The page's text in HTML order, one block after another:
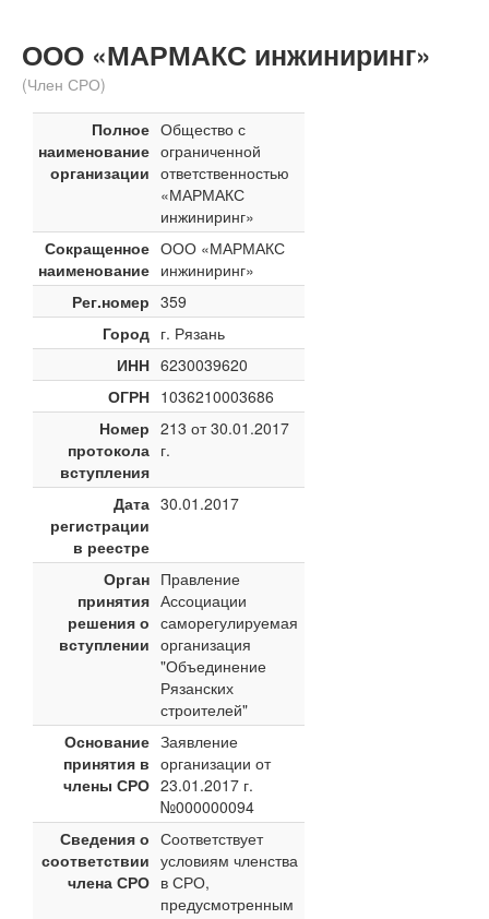
ООО «МАРМАКС инжиниринг»
(Член СРО)
Полное
наименование
организации
Общество с
ограниченной
ответственностью
«МАРМАКС
инжиниринг»
Сокращенное
наименование
ООО «МАРМАКС
инжиниринг»
Рег.номер 359
Город г. Рязань
ИНН 6230039620
ОГРН 1036210003686
Номер
протокола
вступления
213 от 30.01.2017
г.
Дата
регистрации
в реестре
30.01.2017
Орган
принятия
решения о
вступлении
Правление
Ассоциации
саморегулируемая
организация
"Объединение
Рязанских
строителей"
Основание
принятия в
члены СРО
Заявление
организации от
23.01.2017 г.
№000000094
Сведения о
соответствии
члена СРО
Соответствует
условиям членства
в СРО,
предусмотренным